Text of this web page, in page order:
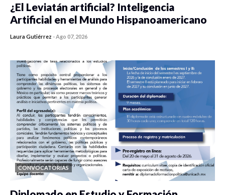
¿El Leviatán artificial? Inteligencia
Artificial en el Mundo Hispanoamericano
Laura Gutiérrez -Ago 07, 2026
CONVOCATORIAS